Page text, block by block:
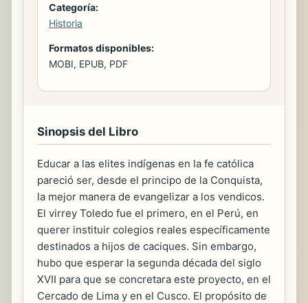
Categoría:
Historia
Formatos disponibles:
MOBI, EPUB, PDF
Sinopsis del Libro
Educar a las elites indígenas en la fe católica
pareció ser, desde el principo de la Conquista,
la mejor manera de evangelizar a los vendicos.
El virrey Toledo fue el primero, en el Perú, en
querer instituir colegios reales específicamente
destinados a hijos de caciques. Sin embargo,
hubo que esperar la segunda década del siglo
XVII para que se concretara este proyecto, en el
Cercado de Lima y en el Cusco. El propósito de